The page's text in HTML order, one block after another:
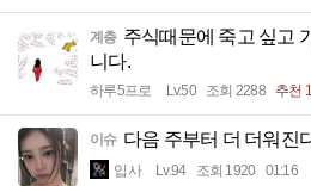
계층 주식때문에 죽고 싶고
니다.
하루5프로 Lv.50 조회 2288 추천 1
이슈 다음 주부터 더 더워진
입사 Lv.94 조회 1920 01:16